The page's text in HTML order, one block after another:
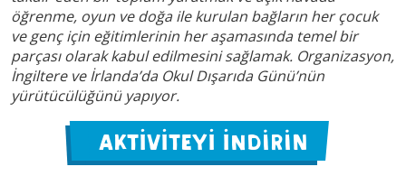
öğrenme, oyun ve doğa ile kurulan bağların her çocuk
ve genç için eğitimlerinin her aşamasında temel bir
parçası olarak kabul edilmesini sağlamak. Organizasyon,
İngiltere ve İrlanda’da Okul Dışarıda Günü’nün
yürütücülüğünü yapıyor.
AKTİVİTEYİ İNDİRİN